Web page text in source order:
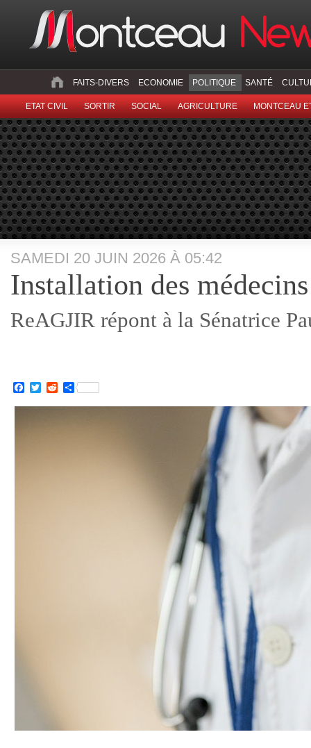
FAITS-DIVERS ECONOMIE POLITIQUE SANTÉ
ETAT CIVIL SORTIR SOCIAL AGRICULTURE MONTCEAU
SAMEDI 20 JUIN 2026 À 05:42
Installation des médecins
ReAGJIR répont à la Sénatrice
Facebook
TwitterRedditPartager